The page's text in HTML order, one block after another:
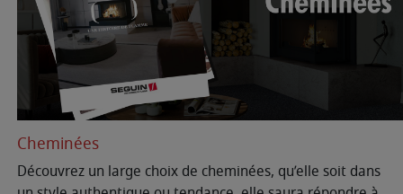
Cheminées
Découvrez un large choix de cheminées, qu’elle soit dans